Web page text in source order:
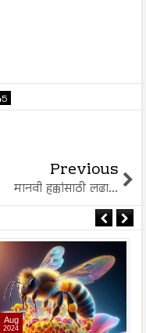
Previous
मानवी हक्कांसाठी लढा...
Aug
2024